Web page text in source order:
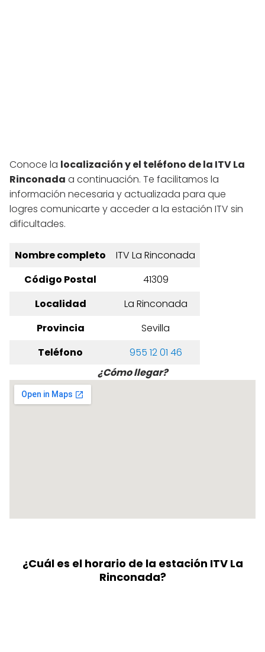
Conoce la localización y el teléfono de la ITV La
Rinconada a continuación. Te facilitamos la
información necesaria y actualizada para que
logres comunicarte y acceder a la estación ITV sin
dificultades.
Nombre completo
ITV La Rinconada
Código Postal
41309
Localidad
La Rinconada
Provincia
Sevilla
Teléfono
955 12 01 46
¿Cómo llegar?
¿Cuál es el horario de la estación ITV La
Rinconada?